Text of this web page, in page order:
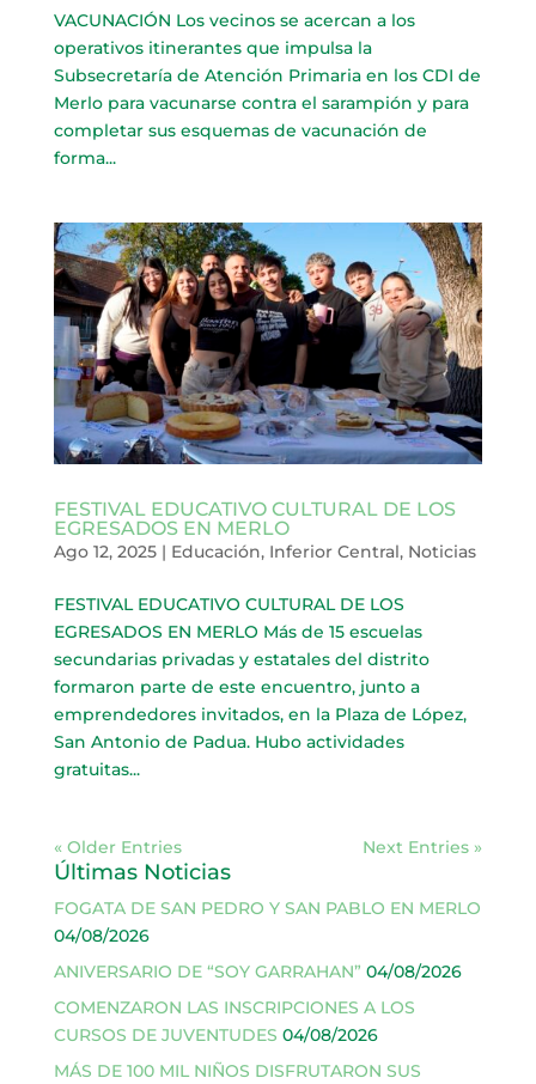
VACUNACIÓN Los vecinos se acercan a los
operativos itinerantes que impulsa la
Subsecretaría de Atención Primaria en los CDI de
Merlo para vacunarse contra el sarampión y para
completar sus esquemas de vacunación de
forma...
FESTIVAL EDUCATIVO CULTURAL DE LOS
EGRESADOS EN MERLO
Ago 12, 2025| Educación, Inferior Central, Noticias
FESTIVAL EDUCATIVO CULTURAL DE LOS
EGRESADOS EN MERLO Más de 15 escuelas
secundarias privadas y estatales del distrito
formaron parte de este encuentro, junto a
emprendedores invitados, en la Plaza de López,
San Antonio de Padua. Hubo actividades
gratuitas...
« Older Entries Next Entries »
Últimas Noticias
FOGATA DE SAN PEDRO Y SAN PABLO EN MERLO
04/08/2026
ANIVERSARIO DE “SOY GARRAHAN” 04/08/2026
COMENZARON LAS INSCRIPCIONES A LOS
CURSOS DE JUVENTUDES 04/08/2026
MÁS DE 100 MIL NIÑOS DISFRUTARON SUS